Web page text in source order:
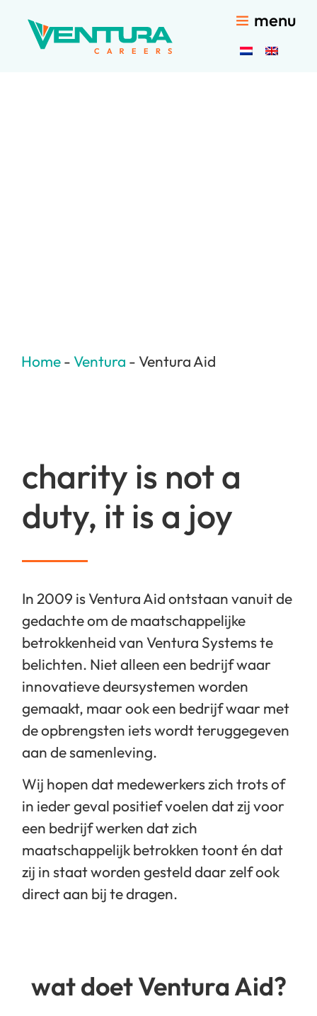
menu
Home-Ventura -Ventura Aid
charity is not a
duty, it is a joy
In 2009 is Ventura Aid ontstaan vanuit de
gedachte om de maatschappelijke
betrokkenheid van Ventura Systems te
belichten. Niet alleen een bedrijf waar
innovatieve deursystemen worden
gemaakt, maar ook een bedrijf waar met
de opbrengsten iets wordt teruggegeven
aan de samenleving.
Wij hopen dat medewerkers zich trots of
in ieder geval positief voelen dat zij voor
een bedrijf werken dat zich
maatschappelijk betrokken toont én dat
zij in staat worden gesteld daar zelf ook
direct aan bij te dragen.
wat doet Ventura Aid?